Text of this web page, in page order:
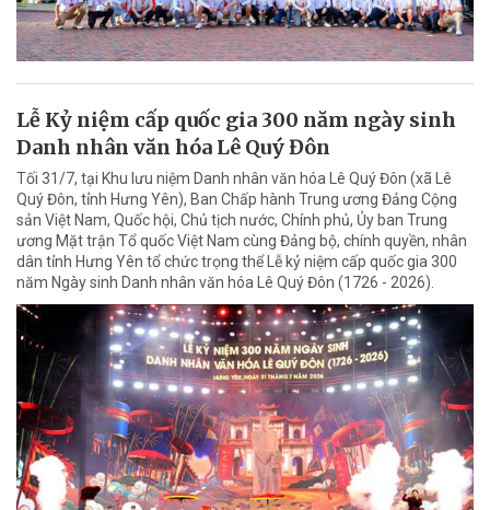
Lễ Kỷ niệm cấp quốc gia 300 năm ngày sinh
Danh nhân văn hóa Lê Quý Đôn
Tối 31/7, tại Khu lưu niệm Danh nhân văn hóa Lê Quý Đôn (xã Lê
Quý Đôn, tỉnh Hưng Yên), Ban Chấp hành Trung ương Đảng Cộng
sản Việt Nam, Quốc hội, Chủ tịch nước, Chính phủ, Ủy ban Trung
ương Mặt trận Tổ quốc Việt Nam cùng Đảng bộ, chính quyền, nhân
dân tỉnh Hưng Yên tổ chức trọng thể Lễ kỷ niệm cấp quốc gia 300
năm Ngày sinh Danh nhân văn hóa Lê Quý Đôn (1726 - 2026).